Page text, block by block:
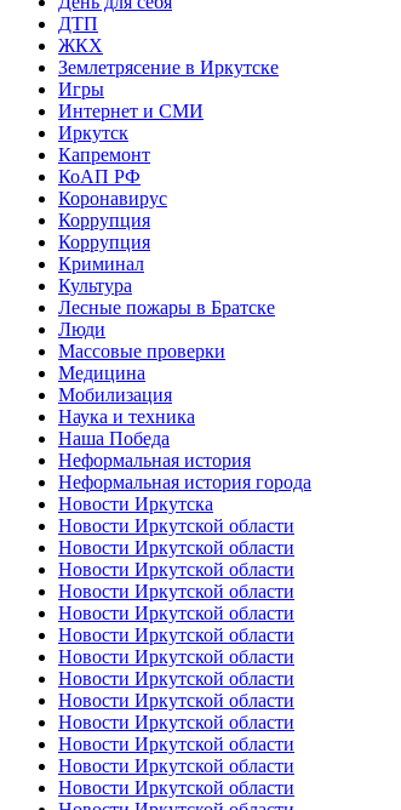
ДТП
ЖКХ
Землетрясение в Иркутске
Игры
Интернет и СМИ
Иркутск
Капремонт
КоАП РФ
Коронавирус
Коррупция
Коррупция
Криминал
Культура
Лесные пожары в Братске
Люди
Массовые проверки
Медицина
Мобилизация
Наука и техника
Наша Победа
Неформальная история
Неформальная история города
Новости Иркутска
Новости Иркутской области
Новости Иркутской области
Новости Иркутской области
Новости Иркутской области
Новости Иркутской области
Новости Иркутской области
Новости Иркутской области
Новости Иркутской области
Новости Иркутской области
Новости Иркутской области
Новости Иркутской области
Новости Иркутской области
Новости Иркутской области